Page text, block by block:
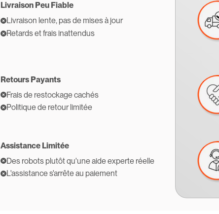
Livraison Peu Fiable
Livraison lente, pas de mises à jour
Retards et frais inattendus
Retours Payants
Frais de restockage cachés
Politique de retour limitée
Assistance Limitée
Des robots plutôt qu'une aide experte réelle
L'assistance s'arrête au paiement